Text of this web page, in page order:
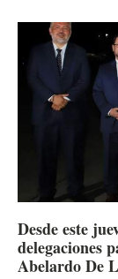
Desde este
delegaciones
Abelardo De